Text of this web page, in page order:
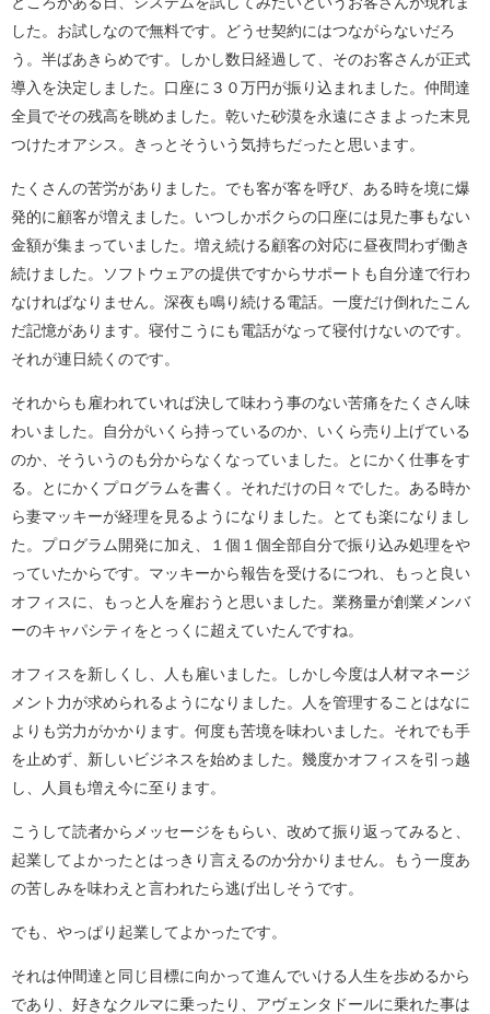
した。お試しなので無料です。どうせ契約にはつながらないだろ
う。半ばあきらめです。しかし数日経過して、そのお客さんが正式
導入を決定しました。口座に３０万円が振り込まれました。仲間達
全員でその残高を眺めました。乾いた砂漠を永遠にさまよった末見
つけたオアシス。きっとそういう気持ちだったと思います。
たくさんの苦労がありました。でも客が客を呼び、ある時を境に爆
発的に顧客が増えました。いつしかボクらの口座には見た事もない
金額が集まっていました。増え続ける顧客の対応に昼夜問わず働き
続けました。ソフトウェアの提供ですからサポートも自分達で行わ
なければなりません。深夜も鳴り続ける電話。一度だけ倒れたこん
だ記憶があります。寝付こうにも電話がなって寝付けないのです。
それが連日続くのです。
それからも雇われていれば決して味わう事のない苦痛をたくさん味
わいました。自分がいくら持っているのか、いくら売り上げている
のか、そういうのも分からなくなっていました。とにかく仕事をす
る。とにかくプログラムを書く。それだけの日々でした。ある時か
ら妻マッキーが経理を見るようになりました。とても楽になりまし
た。プログラム開発に加え、１個１個全部自分で振り込み処理をや
っていたからです。マッキーから報告を受けるにつれ、もっと良い
オフィスに、もっと人を雇おうと思いました。業務量が創業メンバ
ーのキャパシティをとっくに超えていたんですね。
オフィスを新しくし、人も雇いました。しかし今度は人材マネージ
メント力が求められるようになりました。人を管理することはなに
よりも労力がかかります。何度も苦境を味わいました。それでも手
を止めず、新しいビジネスを始めました。幾度かオフィスを引っ越
し、人員も増え今に至ります。
こうして読者からメッセージをもらい、改めて振り返ってみると、
起業してよかったとはっきり言えるのか分かりません。もう一度あ
の苦しみを味わえと言われたら逃げ出しそうです。
でも、やっぱり起業してよかったです。
それは仲間達と同じ目標に向かって進んでいける人生を歩めるから
であり、好きなクルマに乗ったり、アヴェンタドールに乗れた事は